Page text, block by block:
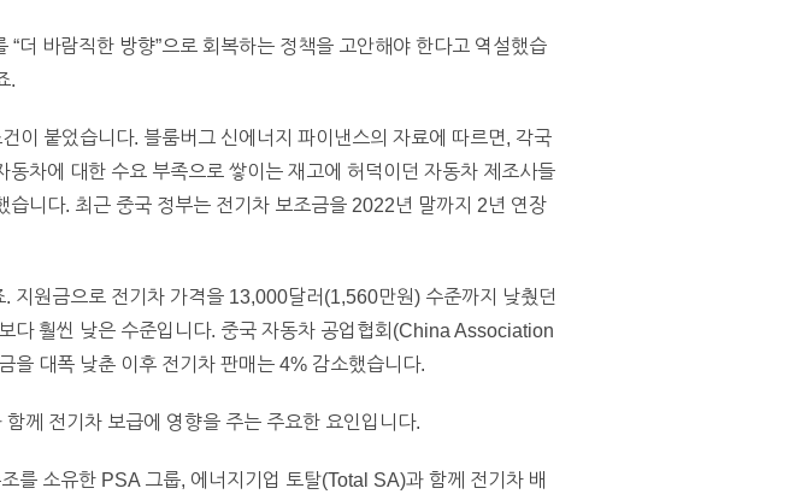
더 바람직한 방향”으로 회복하는 정책을 고안해야 한다고 역설했습
.
이 붙었습니다. 블룸버그 신에너지 파이낸스의 자료에 따르면, 각국
차에 대한 수요 부족으로 쌓이는 재고에 허덕이던 자동차 제조사들
니다. 최근 중국 정부는 전기차 보조금을 2022년 말까지 2년 연장
지원금으로 전기차 가격을 13,000달러(1,560만원) 수준까지 낮췄던
다 훨씬 낮은 수준입니다. 중국 자동차 공업협회(China Association
대폭 낮춘 이후 전기차 판매는 4% 감소했습니다.
께 전기차 보급에 영향을 주는 주요한 요인입니다.
를 소유한 PSA 그룹, 에너지기업 토탈(Total SA)과 함께 전기차 배